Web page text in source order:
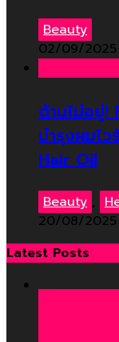
Beauty
02/09/2025
ต้านไม่อยู่!
บำรุงผมไ
Hair Oil
Beauty ,
20/08/2025
Latest Posts